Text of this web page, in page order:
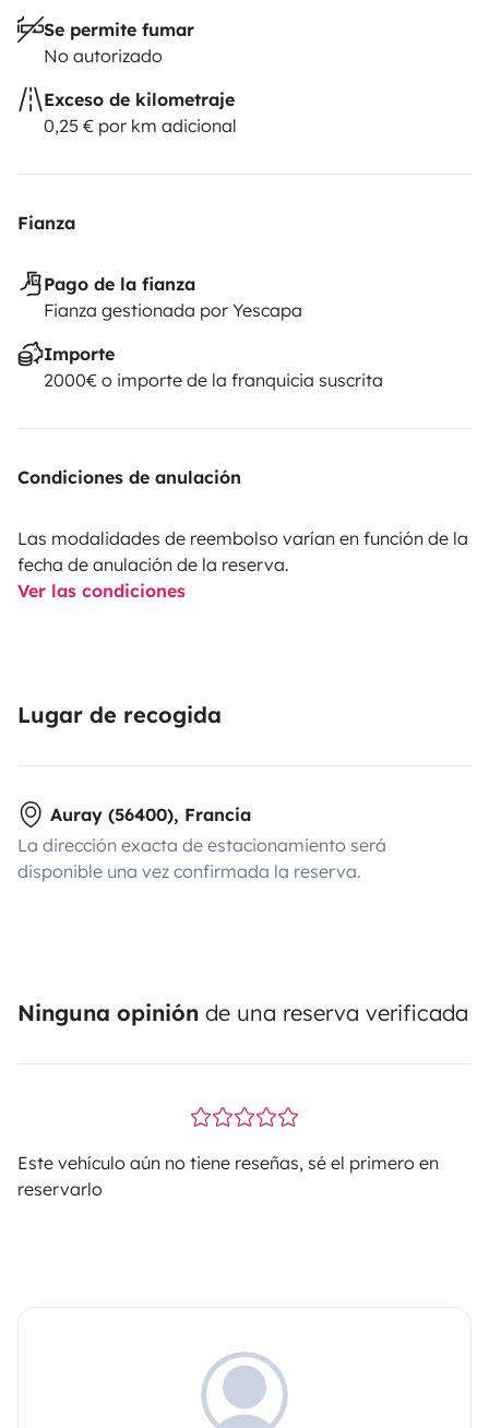
Se permite fumar
No autorizado
Exceso de kilometraje
0,25 € por km adicional
Fianza
Pago de la fianza
Fianza gestionada por Yescapa
Importe
2000€ o importe de la franquicia suscrita
Condiciones de anulación
Las modalidades de reembolso varían en función de la
fecha de anulación de la reserva.
Ver las condiciones
Lugar de recogida
Auray (56400), Francia
La dirección exacta de estacionamiento será
disponible una vez confirmada la reserva.
Ninguna opinión de una reserva verificada
Este vehículo aún no tiene reseñas, sé el primero en
reservarlo